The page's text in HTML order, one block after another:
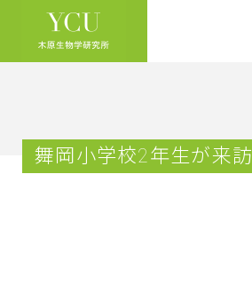
舞岡小学校2年生が来訪